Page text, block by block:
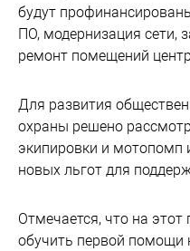
будут
ПО, модернизация сети,
ремонт помещений
Для развития
охраны решено
экипировки и мотопомп
новых льгот для
Отмечается, что на этот
обучить первой помощи